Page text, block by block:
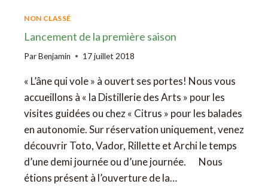
NON CLASSÉ
Lancement de la première saison
ParBenjamin 17 juillet 2018
« L’âne qui vole » à ouvert ses portes! Nous vous
accueillons à « la Distillerie des Arts » pour les
visites guidées ou chez « Citrus » pour les balades
en autonomie. Sur réservation uniquement, venez
découvrir Toto, Vador, Rillette et Archi le temps
d’une demi journée ou d’une journée. Nous
étions présent à l’ouverture de la…